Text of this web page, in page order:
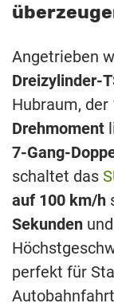
Angetrieben
Dreizylinder-
Hubraum, der
Drehmoment
7-Gang-
schaltet das
auf 100 km/h
Sekunden
perfekt für